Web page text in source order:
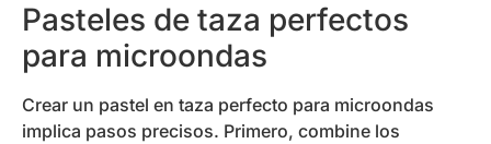
Pasteles de taza perfectos
para microondas
Crear un pastel en taza perfecto para microondas
implica pasos precisos. Primero, combine los